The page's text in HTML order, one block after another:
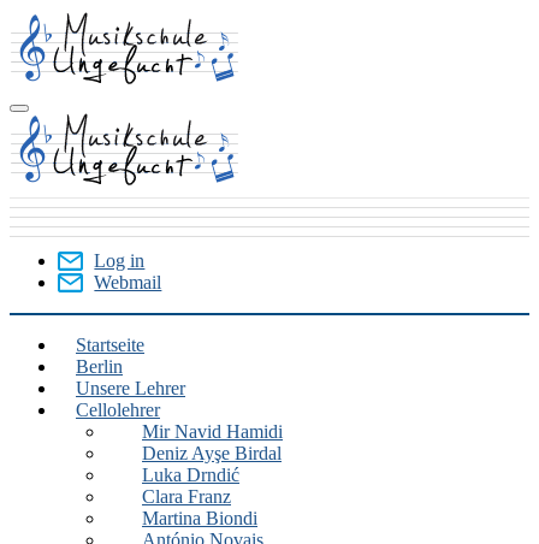
Skip
to
main
content
User
Menu
Log in
Webmail
Berlin
Startseite
Berlin
Unsere Lehrer
Cellolehrer
Mir Navid Hamidi
Deniz Ayşe Birdal
Luka Drndić
Clara Franz
Martina Biondi
António Novais